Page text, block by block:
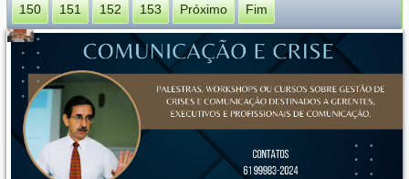
150 151 152 153 Próximo Fim